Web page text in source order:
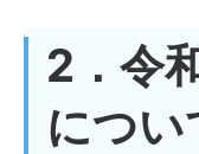
2．令
につい